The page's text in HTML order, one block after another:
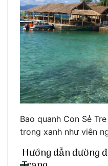
Bao quanh Con Sẻ
trong xanh như viên
Hướng dẫn đường